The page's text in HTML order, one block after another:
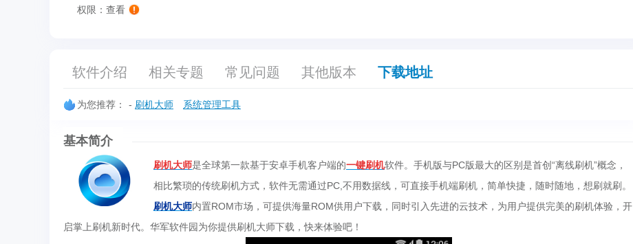
权限：查看
软件介绍 相关专题 常见问题 其他版本 下载地址
为您推荐： - 刷机大师 系统管理工具
基本简介
刷机大师是全球第一款基于安卓手机客户端的一键刷机软件。手机版与PC版最大的区别是首创“离线刷机”概念，
相比繁琐的传统刷机方式，软件无需通过PC,不用数据线，可直接手机端刷机，简单快捷，随时随地，想刷就刷。
刷机大师内置ROM市场，可提供海量ROM供用户下载，同时引入先进的云技术，为用户提供完美的刷机体验，开
启掌上刷机新时代。华军软件园为你提供刷机大师下载，快来体验吧！